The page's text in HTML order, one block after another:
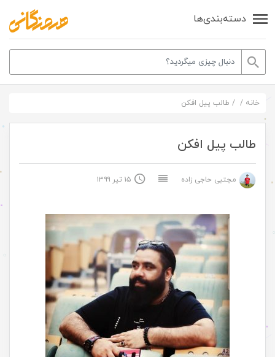
دسته‌بندی‌ها
خانه /
/ طالب پیل افکن
طالب پیل افکن
مجتبی حاجی زاده ۱۵ تیر ۱۳۹۹